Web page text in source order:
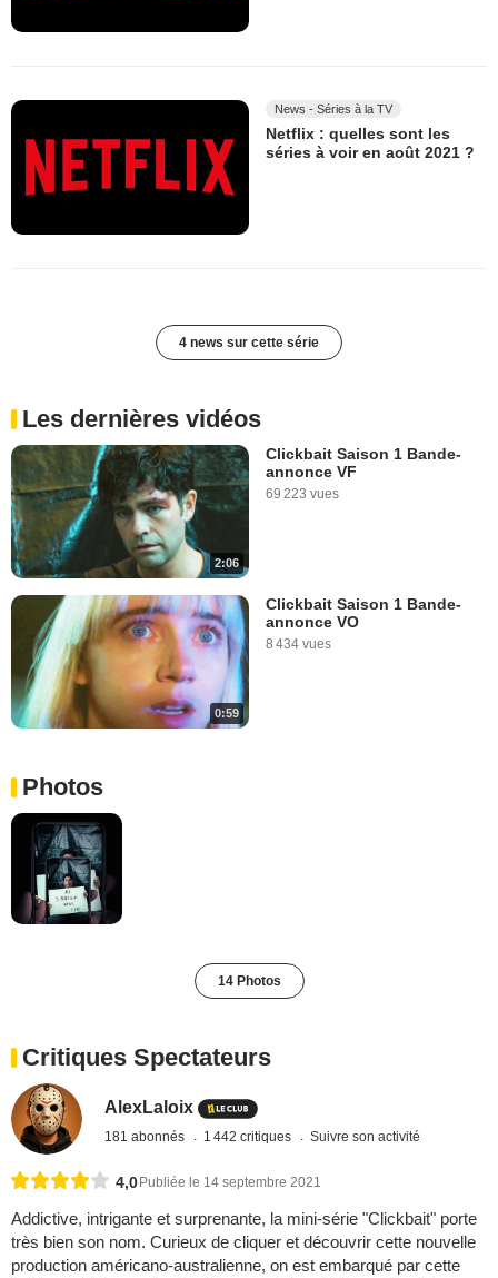
News - Séries à la TV
Netflix : quelles sont les
séries à voir en août 2021 ?
4 news sur cette série
Les dernières vidéos
2:06
Clickbait Saison 1 Bande-
annonce VF
69 223 vues
0:59
Clickbait Saison 1 Bande-
annonce VO
8 434 vues
Photos
14 Photos
Critiques Spectateurs
AlexLaloix
181 abonnés 1 442 critiques Suivre son activité
4,0 Publiée le 14 septembre 2021
Addictive, intrigante et surprenante, la mini-série "Clickbait" porte
très bien son nom. Curieux de cliquer et découvrir cette nouvelle
production américano-australienne, on est embarqué par cette